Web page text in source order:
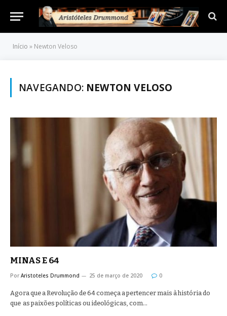
Início » Newton Veloso
NAVEGANDO: NEWTON VELOSO
MINAS E 64
Por Aristoteles Drummond 25 de março de 2020 0
Agora que a Revolução de 64 começa a pertencer mais à história do
que as paixões políticas ou ideológicas, com…